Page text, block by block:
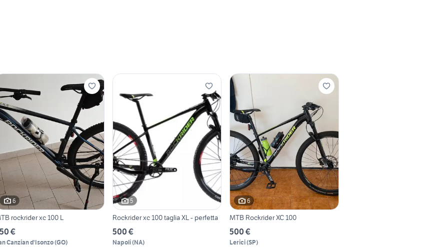
6
rockrider xc 100 L
€
Canzian d'Isonzo(GO)
5
Rockrider xc 100 taglia XL - perfetta
500 €
Napoli(NA)
6
MTB Rockrider XC 100
500 €
Lerici(SP)